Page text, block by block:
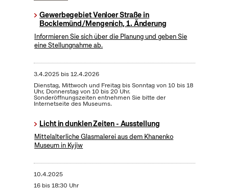
Gewerbegebiet Venloer Straße in
Bocklemünd/Mengenich, 1. Änderung
Informieren Sie sich über die Planung und geben Sie
eine Stellungnahme ab.
3.4.2025bis12.4.2026
Dienstag, Mittwoch und Freitag bis Sonntag von 10 bis 18
Uhr, Donnerstag von 10 bis 20 Uhr.
Sonderöffnungszeiten entnehmen Sie bitte der
Internetseite des Museums.
Licht in dunklen Zeiten - Ausstellung
Mittelalterliche Glasmalerei aus dem Khanenko
Museum in Kyjiw
10.4.2025
16 bis 18:30 Uhr